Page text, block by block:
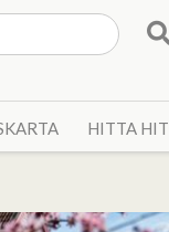
HITTA HIT